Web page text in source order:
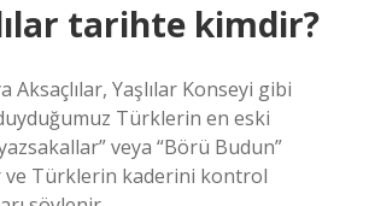
tarihte kimdir?
Aksaçlılar, Yaşlılar Konseyi gibi
Türklerin en eski
veya “Börü Budun”
Türklerin kaderini kontrol